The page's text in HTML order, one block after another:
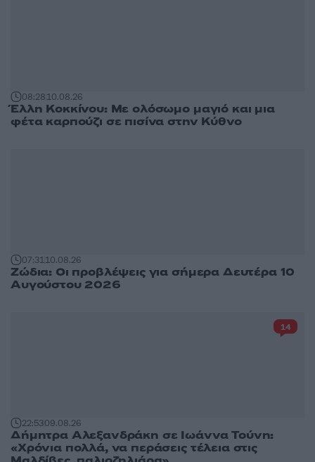
08:2810.08.26
Έλλη Κοκκίνου: Με ολόσωμο μαγιό και μια
φέτα καρπούζι σε πισίνα στην Κύθνο
07:3110.08.26
Ζώδια: Οι προβλέψεις για σήμερα Δευτέρα 10
Αυγούστου 2026
22:5309.08.26
Δήμητρα Αλεξανδράκη σε Ιωάννα Τούνη:
«Χρόνια πολλά, να περάσεις τέλεια στις
14